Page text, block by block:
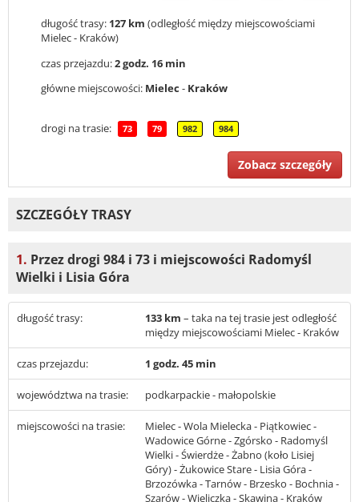
długość trasy: 127 km (odległość między miejscowościami
Mielec - Kraków)
czas przejazdu:2 godz. 16 min
główne miejscowości: Mielec - Kraków
drogi na trasie: 73 79 982 984
Zobacz szczegóły
SZCZEGÓŁY TRASY
1. Przez drogi 984 i 73 i miejscowości Radomyśl
Wielki i Lisia Góra
długość trasy: 133 km – taka na tej trasie jest odległość
między miejscowościami Mielec - Kraków
czas przejazdu: 1 godz. 45 min
województwa na trasie: podkarpackie - małopolskie
miejscowości na trasie:
Mielec - Wola Mielecka - Piątkowiec -
Wadowice Górne - Zgórsko - Radomyśl
Wielki - Świerdże - Żabno (koło Lisiej
Góry) - Żukowice Stare - Lisia Góra -
Brzozówka - Tarnów - Brzesko - Bochnia -
Szarów - Wieliczka - Skawina - Kraków